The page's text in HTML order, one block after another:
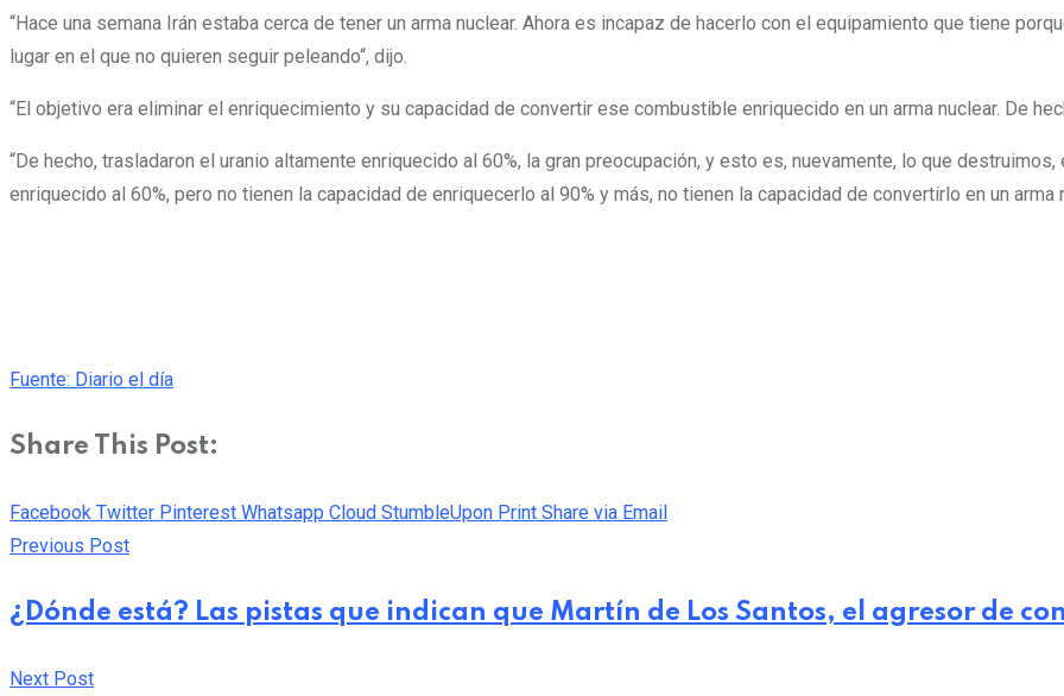
“Hace una semana Irán estaba cerca de tener un arma nuclear. Ahora es incapaz de hacerlo con el equipamiento que tiene
lugar en el que no quieren seguir peleando“, dijo.
“El objetivo era eliminar el enriquecimiento y su capacidad de convertir ese combustible enriquecido en un arma nuclear. De
“De hecho, trasladaron el uranio altamente enriquecido al 60%, la gran preocupación, y esto es, nuevamente, lo que
enriquecido al 60%, pero no tienen la capacidad de enriquecerlo al 90% y más, no tienen la capacidad de convertirlo en un arma
Fuente: Diario el día
Share This Post:
Facebook Twitter Pinterest Whatsapp Cloud StumbleUpon Print Share via Email
Previous Post
¿Dónde está? Las pistas que indican que Martín de Los Santos, el agresor de
Next Post